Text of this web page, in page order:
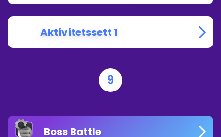
Aktivitetssett 1
9
Boss Battle